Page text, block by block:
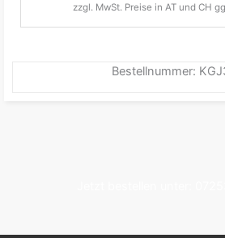
zzgl. MwSt. Preise in AT und CH
Bestellnummer: